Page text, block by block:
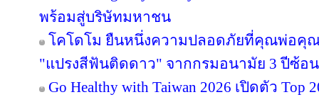
พร้อมสู่บริษัทมหาชน
โคโดโม ยืนหนึ่งความปลอดภัยที่คุณพ่อคุณ
"แปรงสีฟันติดดาว" จากกรมอนามัย 3 ปีซ้อน
Go Healthy with Taiwan 2026 เปิดตัว Top